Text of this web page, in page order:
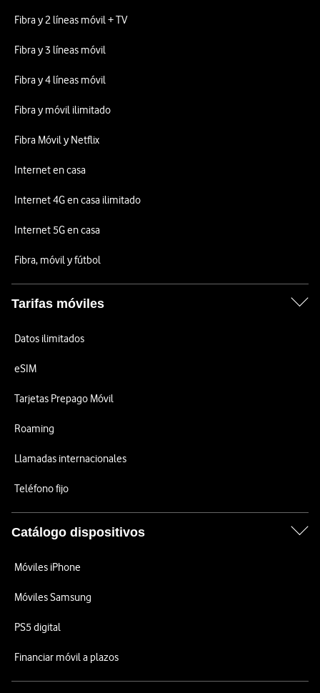
Fibra y 2 líneas móvil + TV
Fibra y 3 líneas móvil
Fibra y 4 líneas móvil
Fibra y móvil ilimitado
Fibra Móvil y Netflix
Internet en casa
Internet 4G en casa ilimitado
Internet 5G en casa
Fibra, móvil y fútbol
Tarifas móviles
Datos ilimitados
eSIM
Tarjetas Prepago Móvil
Roaming
Llamadas internacionales
Teléfono fijo
Catálogo dispositivos
Móviles iPhone
Móviles Samsung
PS5 digital
Financiar móvil a plazos